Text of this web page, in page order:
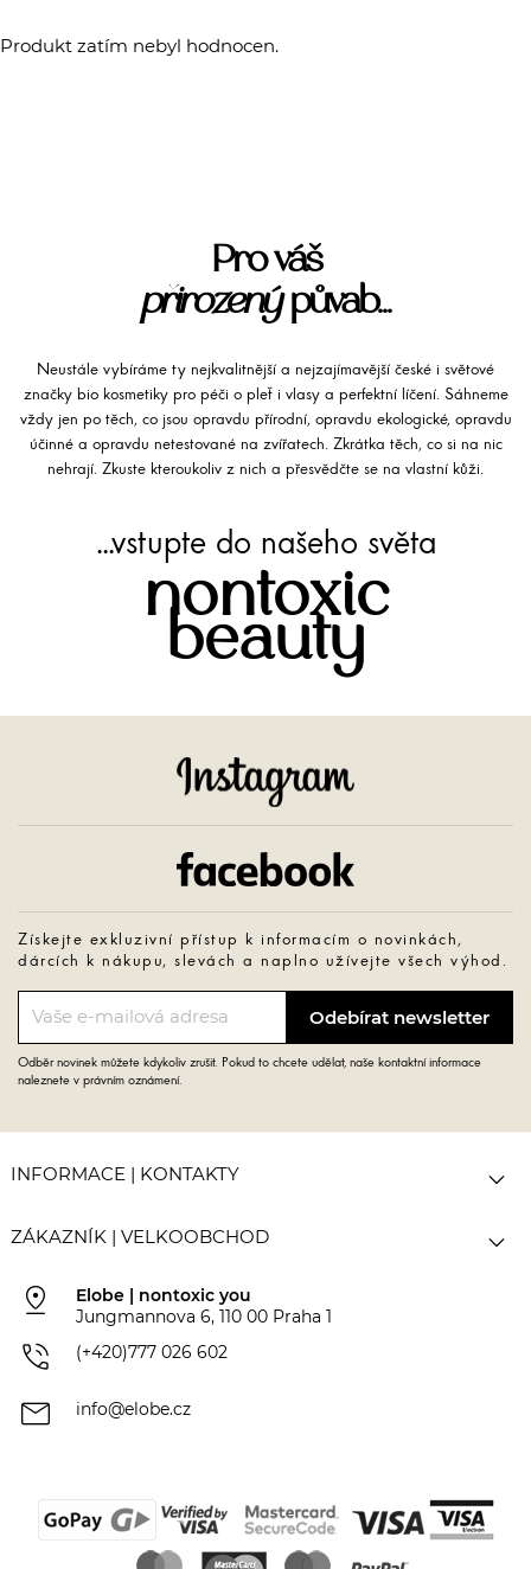
Produkt zatím nebyl hodnocen.
Pro váš
přirozenýpůvab...
Neustále vybíráme ty nejkvalitnější a nejzajímavější české i světové
značky bio kosmetiky pro péči o pleť i vlasy a perfektní líčení. Sáhneme
vždy jen po těch, co jsou opravdu přírodní, opravdu ekologické, opravdu
účinné a opravdu netestované na zvířatech. Zkrátka těch, co si na nic
nehrají. Zkuste kteroukoliv z nich a přesvědčte se na vlastní kůži.
...vstupte do našeho světa
nontoxic
beauty
Získejte exkluzivní přístup k informacím o novinkách,
dárcích k nákupu, slevách a naplno užívejte všech výhod.
Odběr novinek můžete kdykoliv zrušit. Pokud to chcete udělat, naše kontaktní informace
naleznete v právním oznámení.
INFORMACE | KONTAKTY 
ZÁKAZNÍK | VELKOOBCHOD 
pin_drop
Elobe | nontoxic you
Jungmannova 6, 110 00 Praha 1
phone_in_talk (+420)777 026 602
mail info@elobe.cz